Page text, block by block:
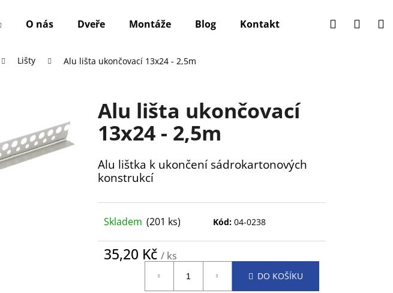
O nás Dveře Montáže Blog Kontakt Hledat
Lišty Alu lišta ukončovací 13x24 - 2,5m
Alu lišta ukončovací
13x24 - 2,5m
Alu lištka k ukončení sádrokartonových
konstrukcí
Skladem (201 ks) Kód: 04-0238
35,20 Kč / ks
DO KOŠÍKU